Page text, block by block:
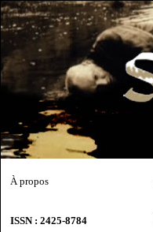
À propos
ISSN : 2425-8784